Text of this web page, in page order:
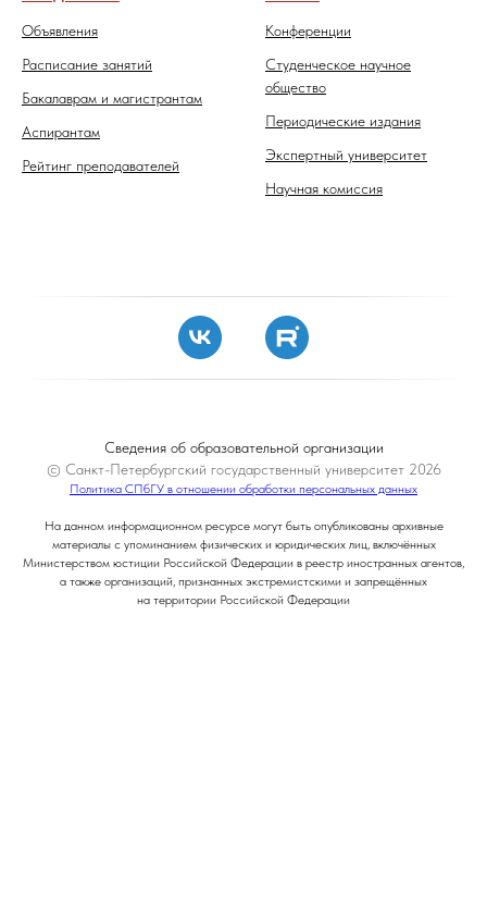
Объявления
Расписание занятий
Бакалаврам и магистрантам
Аспирантам
Рейтинг преподавателей
Конференции
Студенческое научное
общество
Периодические издания
Экспертный университет
Научная комиссия
Сведения об образовательной организации
© Санкт-Петербургский государственный университет 2026
Политика СПбГУ в отношении обработки персональных данных
На данном информационном ресурсе могут быть опубликованы архивные
материалы с упоминанием физических и юридических лиц, включённых
Министерством юстиции Российской Федерации в реестр иностранных агентов,
а также организаций, признанных экстремистскими и запрещённых
на территории Российской Федерации